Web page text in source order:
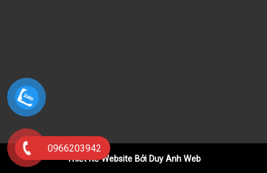
0966203942
Thiết Kế Website Bởi Duy Anh Web